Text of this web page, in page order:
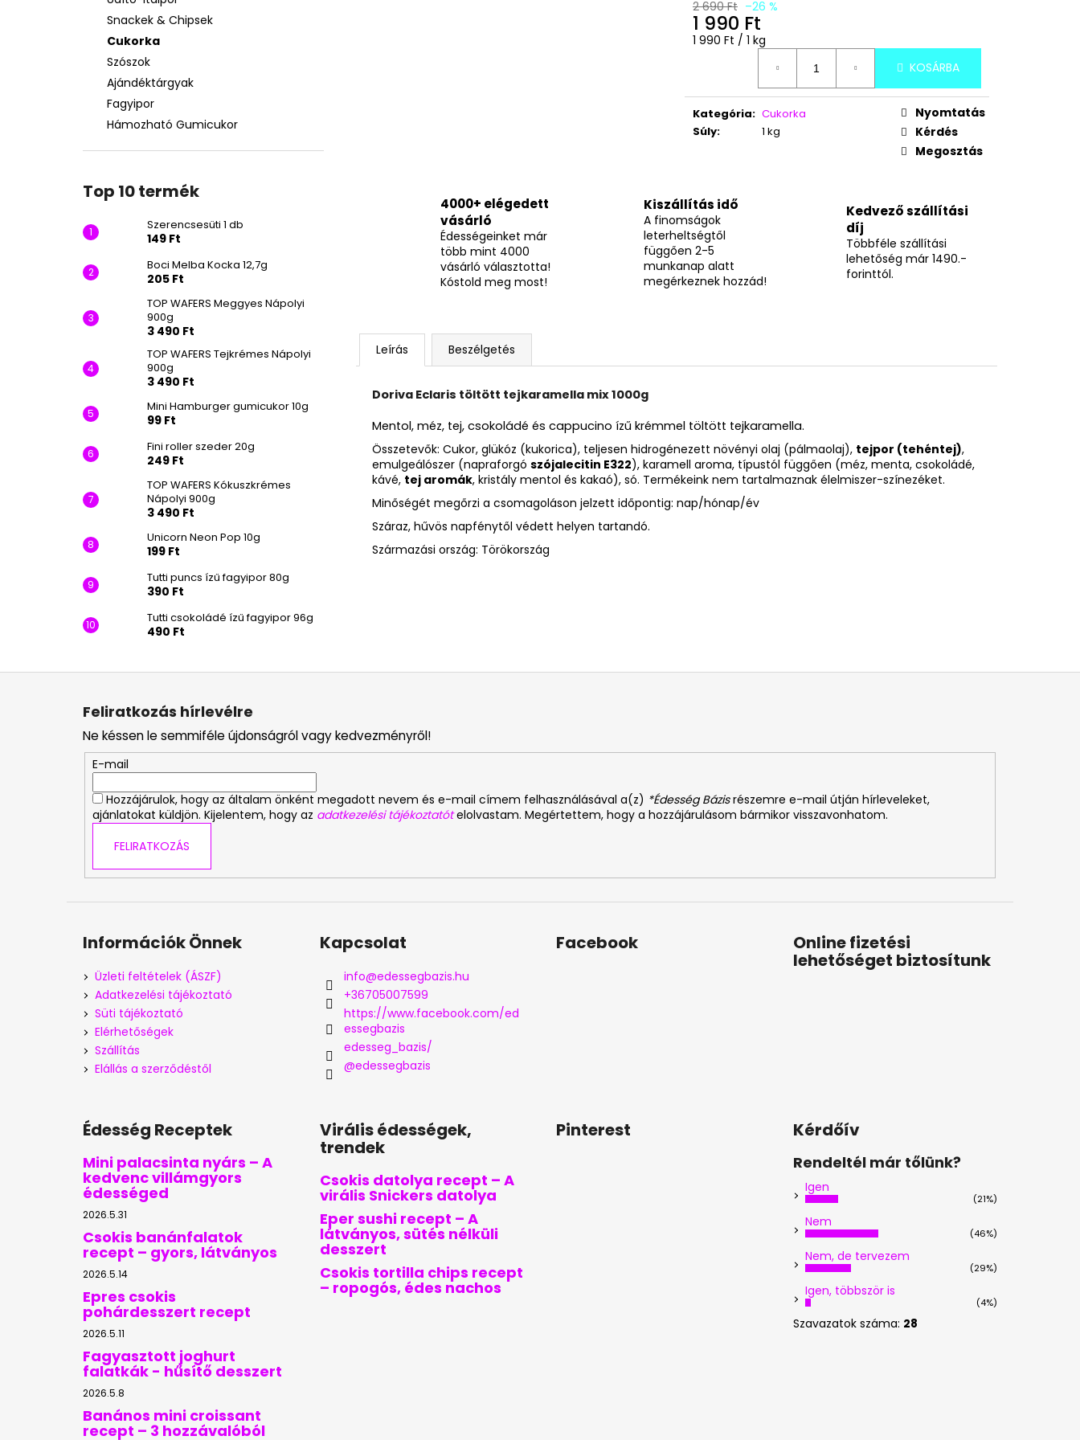
Snackek & Chipsek
Cukorka
Szószok
Ajándéktárgyak
Fagyipor
Hámozható Gumicukor
Top 10 termék
Szerencsesüti 1 db
149 Ft
Boci Melba Kocka 12,7g
205 Ft
TOP WAFERS Meggyes Nápolyi
900g
3 490 Ft
TOP WAFERS Tejkrémes Nápolyi
900g
3 490 Ft
Mini Hamburger gumicukor 10g
99 Ft
Fini roller szeder 20g
249 Ft
TOP WAFERS Kókuszkrémes
Nápolyi 900g
3 490 Ft
Unicorn Neon Pop 10g
199 Ft
Tutti puncs ízű fagyipor 80g
390 Ft
Tutti csokoládé ízű fagyipor 96g
490 Ft
2 690 Ft –26 %
1 990 Ft
Egységár:
1 990 Ft / 1 kg
KOSÁRBA
Kategória: Cukorka
Súly: 1 kg
Nyomtatás
Kérdés
Megosztás
4000+ elégedett
vásárló
Édességeinket már
több mint 4000
vásárló választotta!
Kóstold meg most!
Kiszállítás idő
A finomságok
leterheltségtől
függően 2-5
munkanap alatt
megérkeznek hozzád!
Kedvező szállítási
díj
Többféle szállítási
lehetőség már 1490.-
forinttól.
Leírás Beszélgetés
Doriva Eclaris töltött tejkaramella mix 1000g
Mentol, méz, tej, csokoládé és cappucino ízű krémmel töltött tejkaramella.
Összetevők: Cukor, glükóz (kukorica), teljesen hidrogénezett növényi olaj (pálmaolaj), tejpor (tehéntej),
emulgeálószer (napraforgó szójalecitin E322), karamell aroma, típustól függően (méz, menta, csokoládé,
kávé, tej aromák, kristály mentol és kakaó), só. Termékeink nem tartalmaznak élelmiszer-színezéket.
Minőségét megőrzi a csomagoláson jelzett időpontig: nap/hónap/év
Száraz, hűvös napfénytől védett helyen tartandó.
Származási ország: Törökország
SZERENCSESÜTI 1 DB
149 Ft
TOP WAFERS MEGGYES NÁPOLYI 900G
L
Feliratkozás hírlevélre
Ne késsen le semmiféle újdonságról vagy kedvezményről!
E-mail
Hozzájárulok, hogy az általam önként megadott nevem és e-mail címem felhasználásával a(z) *Édesség Bázisrészemre e-mail útján hírleveleket,
ajánlatokat küldjön. Kijelentem, hogy az adatkezelési tájékoztatót elolvastam. Megértettem, hogy a hozzájárulásom bármikor visszavonhatom.
FELIRATKOZÁS
Információk Önnek
Üzleti feltételek (ÁSZF)
Adatkezelési tájékoztató
Süti tájékoztató
Elérhetőségek
Szállítás
Elállás a szerződéstől
Kapcsolat
info@edessegbazis.hu
+36705007599
https://www.facebook.com/ed
essegbazis
edesseg_bazis/
@edessegbazis
Facebook Online fizetési
lehetőséget biztosítunk
Édesség Receptek
Mini palacsinta nyárs – A
kedvenc villámgyors
édességed
2026.5.31
Csokis banánfalatok
recept – gyors, látványos
2026.5.14
Epres csokis
pohárdesszert recept
2026.5.11
Fagyasztott joghurt
falatkák - hűsítő desszert
2026.5.8
Banános mini croissant
recept – 3 hozzávalóból
Virális édességek,
trendek
Csokis datolya recept – A
virális Snickers datolya
Eper sushi recept – A
látványos, sütés nélküli
desszert
Csokis tortilla chips recept
– ropogós, édes nachos
Pinterest Kérdőív
Rendeltél már tőlünk?
Igen
(21%)
Nem
(46%)
Nem, de tervezem
(29%)
Igen, többször is
(4%)
Szavazatok száma: 28